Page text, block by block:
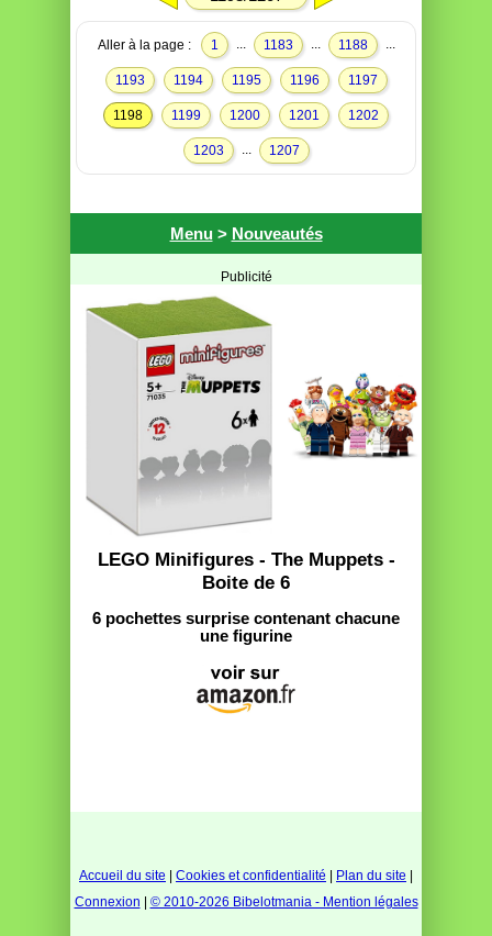
Aller à la page : 1 ... 1183 ... 1188 ...
1193 1194 1195 1196 1197
1198 1199 1200 1201 1202
1203 ... 1207
Menu> Nouveautés
Publicité
LEGO Minifigures - The Muppets -
Boite de 6
6 pochettes surprise contenant chacune
une figurine
Accueil du site Cookies et confidentialité Plan du site
Connexion
© 2010-2026 Bibelotmania - Mention légales